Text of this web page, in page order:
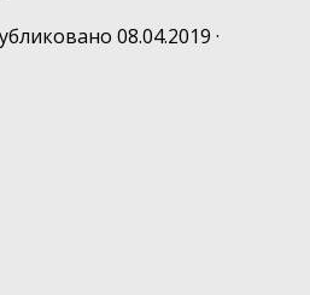
08.04.2019 ·